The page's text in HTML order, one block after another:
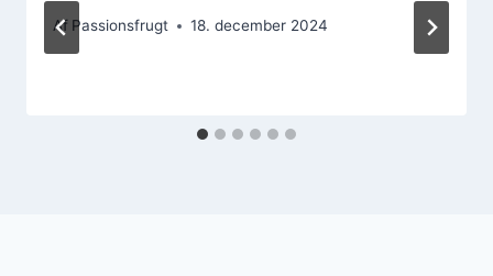
Af Passionsfrugt 18. december 2024